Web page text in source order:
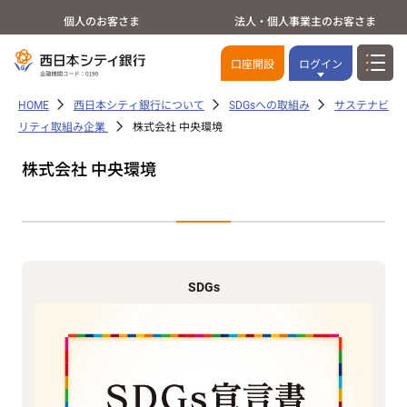
個人のお客さま 法人・個人事業主のお客さま
口座開設 ログイン
HOME 西日本シティ銀行について SDGsへの取組み
サステナビ
リティ取組み企業
株式会社 中央環境
株式会社 中央環境
SDGs